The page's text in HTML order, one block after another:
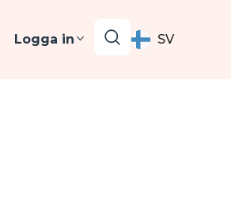
Logga in SV